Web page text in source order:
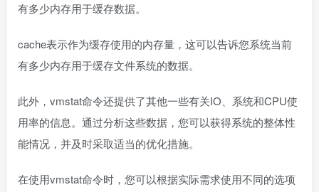
有多少内存用于缓存数据。
cache表示作为缓存使用的内存量，这可以告诉您系统当前
有多少内存用于缓存文件系统的数据。
此外，vmstat命令还提供了其他一些有关IO、系统和CPU使
用率的信息。通过分析这些数据，您可以获得系统的整体性
能情况，并及时采取适当的优化措施。
在使用vmstat命令时，您可以根据实际需求使用不同的选项